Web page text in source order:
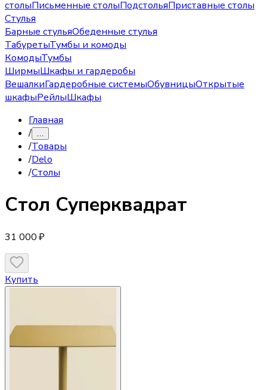
столыПисьменные столыПодстольяПриставные столы
Стулья
Барные стульяОбеденные стулья
ТабуретыТумбы и комоды
КомодыТумбы
ШирмыШкафы и гардеробы
ВешалкиГардеробные системыОбувницыОткрытые
шкафыРейлыШкафы
Главная
/ …
/Товары
/Delo
/Столы
Стол Суперквадрат
31 000 ₽
Купить